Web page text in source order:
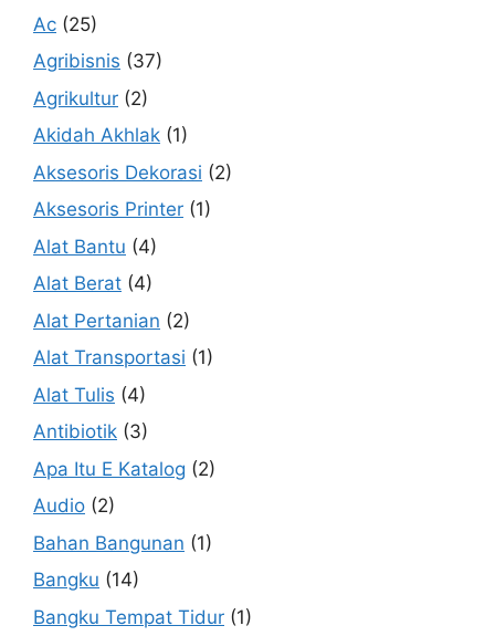
Ac (25)
Agribisnis (37)
Agrikultur (2)
Akidah Akhlak (1)
Aksesoris Dekorasi (2)
Aksesoris Printer (1)
Alat Bantu (4)
Alat Berat (4)
Alat Pertanian (2)
Alat Transportasi (1)
Alat Tulis (4)
Antibiotik (3)
Apa Itu E Katalog (2)
Audio (2)
Bahan Bangunan (1)
Bangku (14)
Bangku Tempat Tidur (1)